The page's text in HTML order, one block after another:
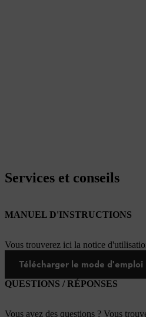
Services et conseils
MANUEL D'INSTRUCTIONS
Vous trouverez ici la notice
Télécharger le mode d'emploi
QUESTIONS / RÉPONSES
Vous avez des questions ? Vous